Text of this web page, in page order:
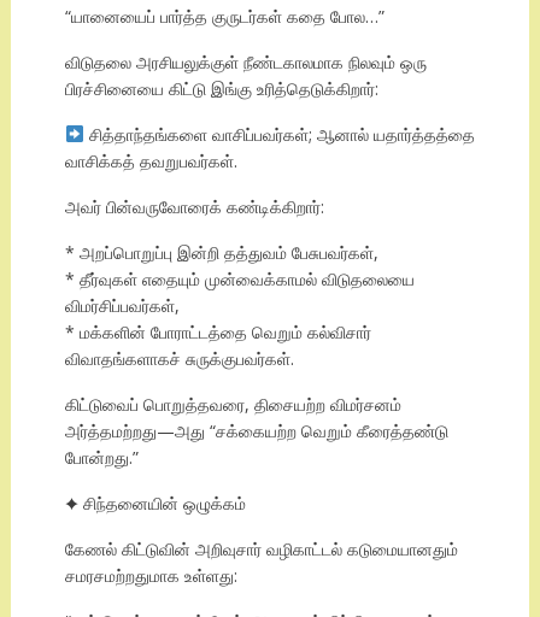
“யானையைப் பார்த்த குருடர்கள் கதை போல…”
விடுதலை அரசியலுக்குள் நீண்டகாலமாக நிலவும் ஒரு
பிரச்சினையை கிட்டு இங்கு உரித்தெடுக்கிறார்:
சித்தாந்தங்களை வாசிப்பவர்கள்; ஆனால் யதார்த்தத்தை
வாசிக்கத் தவறுபவர்கள்.
அவர் பின்வருவோரைக் கண்டிக்கிறார்:
* அறப்பொறுப்பு இன்றி தத்துவம் பேசுபவர்கள்,
* தீர்வுகள் எதையும் முன்வைக்காமல் விடுதலையை
விமர்சிப்பவர்கள்,
* மக்களின் போராட்டத்தை வெறும் கல்விசார்
விவாதங்களாகச் சுருக்குபவர்கள்.
கிட்டுவைப் பொறுத்தவரை, திசையற்ற விமர்சனம்
அர்த்தமற்றது—அது “சக்கையற்ற வெறும் கீரைத்தண்டு
போன்றது.”
✦ சிந்தனையின் ஒழுக்கம்
கேணல் கிட்டுவின் அறிவுசார் வழிகாட்டல் கடுமையானதும்
சமரசமற்றதுமாக உள்ளது: